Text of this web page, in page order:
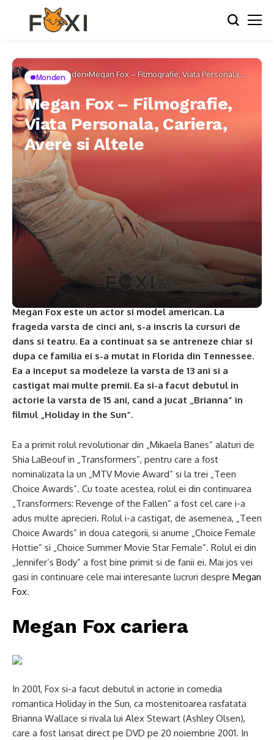
Home Monden Megan Fox – Filmografie, Viata Personala,
Monden
Megan Fox – Filmografie,
Viata Personala, Cariera,
Avere si Altele
Megan Fox este un actor si model american. La
frageda varsta de cinci ani, s-a inscris la cursuri de
dans si teatru. Ea a continuat sa se antreneze chiar si
dupa ce familia ei s-a mutat in Florida din Tennessee.
Ea a inceput sa modeleze la varsta de 13 ani si a
castigat mai multe premii. Ea si-a facut debutul in
actorie la varsta de 15 ani, cand a jucat „Brianna” in
filmul „Holiday in the Sun”.
Ea a primit rolul revolutionar din „Mikaela Banes” alaturi de
Shia LaBeouf in „Transformers”, pentru care a fost
nominalizata la un „MTV Movie Award” si la trei „Teen
Choice Awards”. Cu toate acestea, rolul ei din continuarea
„Transformers: Revenge of the Fallen” a fost cel care i-a
adus multe aprecieri. Rolul i-a castigat, de asemenea, „Teen
Choice Awards” in doua categorii, si anume „Choice Female
Hottie” si „Choice Summer Movie Star Female”. Rolul ei din
„Jennifer’s Body” a fost bine primit si de fanii ei. Mai jos vei
gasi in continuare cele mai interesante lucruri despre Megan
Fox.
Megan Fox cariera
In 2001, Fox si-a facut debutul in actorie in comedia
romantica Holiday in the Sun, ca mostenitoarea rasfatata
Brianna Wallace si rivala lui Alex Stewart (Ashley Olsen),
care a fost lansat direct pe DVD pe 20 noiembrie 2001. In